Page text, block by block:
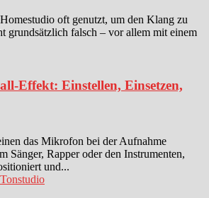
oft genutzt, um den Klang zu
grundsätzlich falsch – vor allem mit einem
Effekt: Einstellen, Einsetzen,
das Mikrofon bei der Aufnahme
Sänger, Rapper oder den Instrumenten,
und...